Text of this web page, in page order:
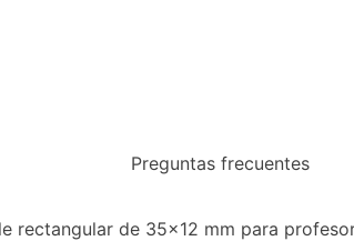
Preguntas frecuentes
rectangular de 35×12 mm para